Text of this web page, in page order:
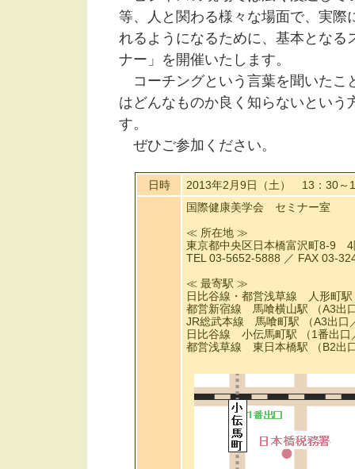
等、人と関わる様々な場面で、実
れるようになるために、基本とな
ナー」を開催いたします。
コーチングという言葉を聞いたこ
はどんなものか良く知らないとい
す。
ぜひご参加ください。
日時
2013年2月9日（土） 13：30
国際健康美学会 セミナー室
≪ 所在地 ≫
東京都中央区日本橋富沢町8-9 4
TEL 03-5652-5888 ／ FAX 03-
≪ 最寄駅 ≫
日比谷線・都営浅草線 人形町駅
都営新宿線 馬喰横山駅 （A3出
JR総武本線 馬喰町駅 （A3出口
日比谷線 小伝馬町駅 （1番出口
都営浅草線 東日本橋駅 （B2出